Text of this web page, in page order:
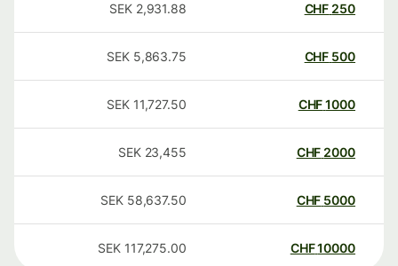
250
CHF
2,931.88
SEK
500
CHF
5,863.75
SEK
1000
CHF
11,727.50
SEK
2000
CHF
23,455
SEK
5000
CHF
58,637.50
SEK
10000
CHF
117,275.00
SEK